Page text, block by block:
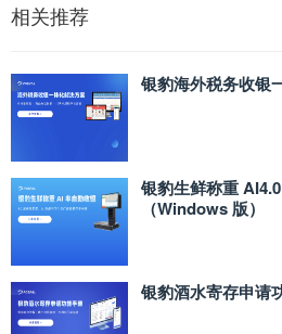
相关推荐
银豹海外税务收银
银豹生鲜称重
（Windows 版）
银豹酒水寄存申请